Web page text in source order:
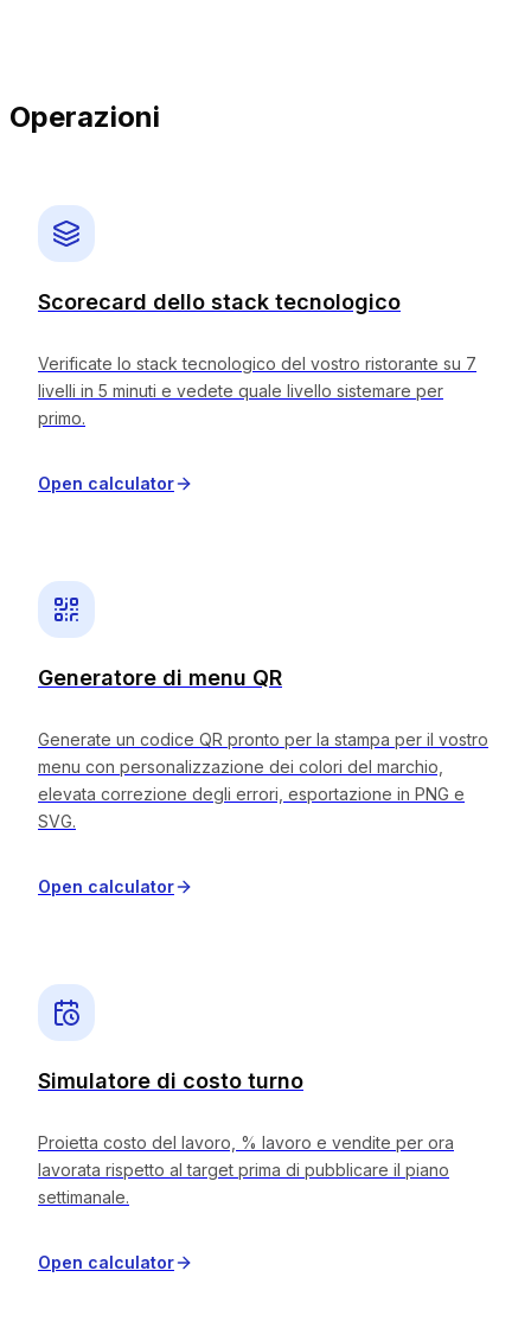
Operazioni
Scorecard dello stack tecnologico
Verificate lo stack tecnologico del vostro ristorante su 7
livelli in 5 minuti e vedete quale livello sistemare per
primo.
Open calculator
Generatore di menu QR
Generate un codice QR pronto per la stampa per il vostro
menu con personalizzazione dei colori del marchio,
elevata correzione degli errori, esportazione in PNG e
SVG.
Open calculator
Simulatore di costo turno
Proietta costo del lavoro, % lavoro e vendite per ora
lavorata rispetto al target prima di pubblicare il piano
settimanale.
Open calculator